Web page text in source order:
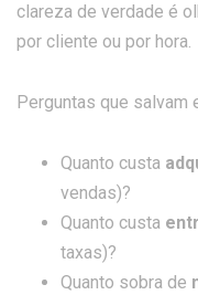
clareza de verdade é
por cliente ou por hora.
Perguntas que salvam
Quanto custa
vendas)?
Quanto custa
taxas)?
Quanto sobra de